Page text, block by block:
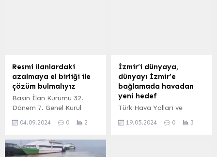
Resmi ilanlardaki
azalmaya el birliği ile
çözüm bulmalıyız
Basın İlan Kurumu 32.
Dönem 7. Genel Kurul
Cavit Erkılınç’ın konuşması
dönemde gerçekleştirdiği
04.09.2024 0 2
İzmir’i dünyaya,
dünyayı İzmir’e
bağlamada havadan
yeni hedef
Türk Hava Yolları ve
kuruluşu SunExpress, 2024
19.05.2024 0 3